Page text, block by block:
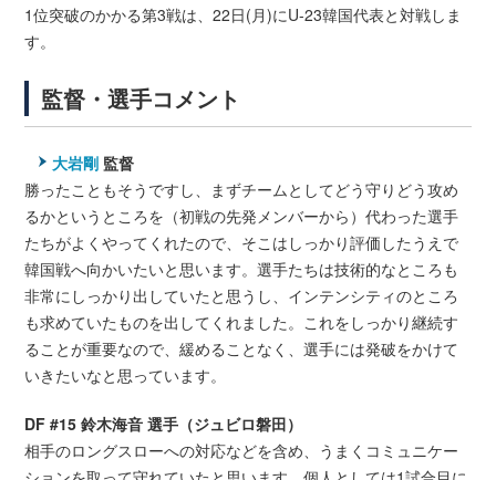
1位突破のかかる第3戦は、22日(月)にU-23韓国代表と対戦しま
す。
監督・選手コメント
大岩剛 監督
勝ったこともそうですし、まずチームとしてどう守りどう攻め
るかというところを（初戦の先発メンバーから）代わった選手
たちがよくやってくれたので、そこはしっかり評価したうえで
韓国戦へ向かいたいと思います。選手たちは技術的なところも
非常にしっかり出していたと思うし、インテンシティのところ
も求めていたものを出してくれました。これをしっかり継続す
ることが重要なので、緩めることなく、選手には発破をかけて
いきたいなと思っています。
DF #15 鈴木海音 選手（ジュビロ磐田）
相手のロングスローへの対応などを含め、うまくコミュニケー